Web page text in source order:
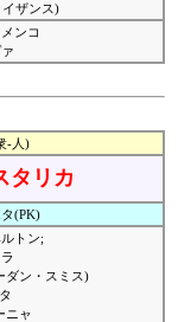
ザンス)
ンコ
-人)
タリカ
(PK)
トン;
ダン・スミス)
ニャ